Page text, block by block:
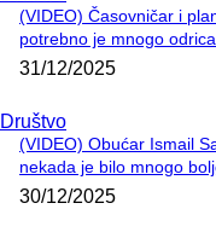
(VIDEO) Časovničar i
potrebno je mnogo
31/12/2025
Društvo
(VIDEO) Obućar Ismail
nekada je bilo mnogo
30/12/2025